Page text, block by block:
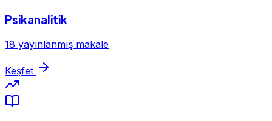
Psikanalitik
18 yayınlanmış makale
Keşfet